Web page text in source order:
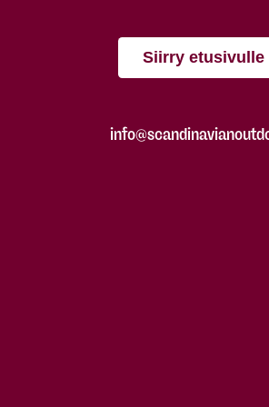
Siirry etusivulle